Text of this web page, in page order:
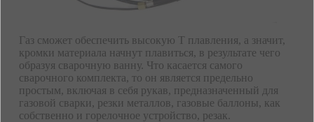
Газ сможет обеспечить высокую Т плавления, а значит,
кромки материала начнут плавиться, в результате чего
образуя сварочную ванну. Что касается самого
сварочного комплекта, то он является предельно
простым, включая в себя рукав, предназначенный для
газовой сварки, резки металлов, газовые баллоны, как
собственно и горелочное устройство, резак.